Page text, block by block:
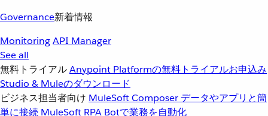
Governance新着情報
MonitoringAPI Manager
See all
無料トライアルAnypoint Platformの無料トライアルお申込み
Studio & Muleのダウンロード
ビジネス担当者向け MuleSoft Composer データやアプリと簡
単に接続 MuleSoft RPA Botで業務を自動化